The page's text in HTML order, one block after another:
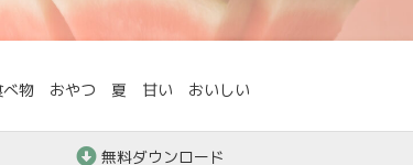
物 おやつ 夏 甘い おいしい
無料ダウンロード